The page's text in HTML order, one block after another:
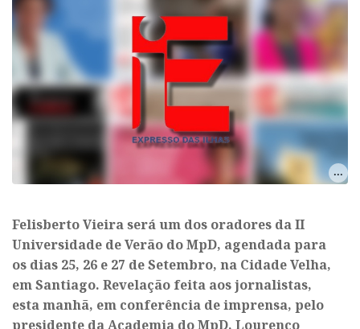
Felisberto Vieira será um dos oradores da II
Universidade de Verão do MpD, agendada para
os dias 25, 26 e 27 de Setembro, na Cidade Velha,
em Santiago. Revelação feita aos jornalistas,
esta manhã, em conferência de imprensa, pelo
presidente da Academia do MpD, Lourenço